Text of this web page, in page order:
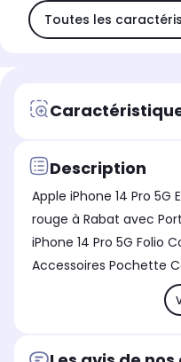
Toutes les
Description
Apple iPhone 14 Pro
rouge à Rabat avec
iPhone 14 Pro 5G Folio Coque Antichoc
Accessoires Pochette